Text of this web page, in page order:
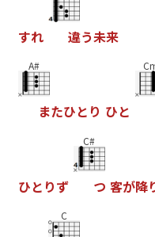
すれ 違う未来
A#
またひと り ひと
ひと りず
C#
つ 客が降
C